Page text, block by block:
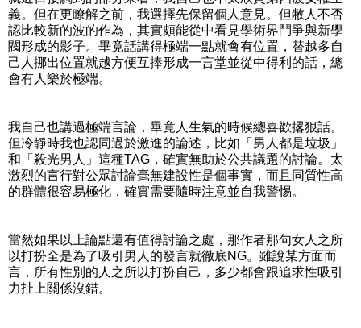
義。但在更瞭解之前，我選擇先保留個人意見。但敝人不否
認比較新的波的作為，其實頗能從中看見學術界鬥爭與新學
閥形成的影子。畢竟話講得極端一點就會有位置，替越多自
己人挪出位置就越方便互捧形成一言堂並從中得利的話，總
會有人樂於極端。
我自己也講過極端言論，畢竟人生氣的時候總喜歡撂狠話。
但冷靜時我也認同過於激進的論述，比如「男人都是垃圾」
和「殺光男人」這種TAG，確實無助於公共議題的討論。太
激烈的言行對公眾討論毫無建設性是個事實，而且同質性高
的群體很容易極化，確實需要隨時注意並自我警惕。
當然如果以上論點還有值得討論之處，那作者那句女人之所
以打扮全是為了吸引男人的發言就徹底NG。雖說某方面而
言，所有性別的人之所以打扮自己，多少都會跟追求性吸引
力扯上關係沒錯。